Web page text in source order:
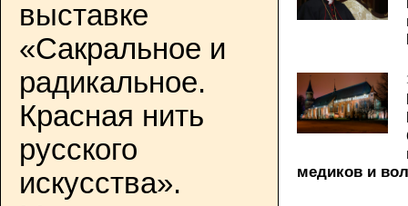
выставке
«Сакральное и
радикальное.
Красная нить
русского
искусства».
медиков и